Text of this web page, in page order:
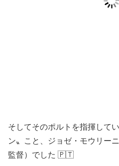
そしてそのポルトを指揮して
ン〟こと、ジョゼ・モウリー
監督）でした 🇵🇹